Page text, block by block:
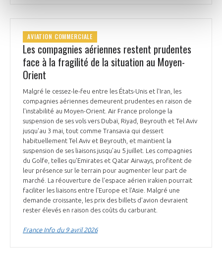
AVIATION COMMERCIALE
Les compagnies aériennes restent prudentes
face à la fragilité de la situation au Moyen-
Orient
Malgré le cessez-le-feu entre les États-Unis et l'Iran, les
compagnies aériennes demeurent prudentes en raison de
l'instabilité au Moyen-Orient. Air France prolonge la
suspension de ses vols vers Dubaï, Riyad, Beyrouth et Tel Aviv
jusqu'au 3 mai, tout comme Transavia qui dessert
habituellement Tel Aviv et Beyrouth, et maintient la
suspension de ses liaisons jusqu'au 5 juillet. Les compagnies
du Golfe, telles qu'Emirates et Qatar Airways, profitent de
leur présence sur le terrain pour augmenter leur part de
marché. La réouverture de l'espace aérien irakien pourrait
faciliter les liaisons entre l'Europe et l'Asie. Malgré une
demande croissante, les prix des billets d'avion devraient
rester élevés en raison des coûts du carburant.
France Info du 9 avril 2026